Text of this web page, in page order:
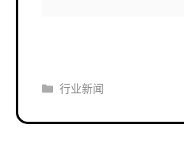
分
行业新闻